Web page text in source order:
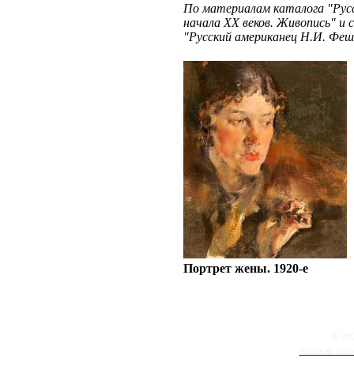
По материалам каталога
начала XX веков. Живопись" и
"Русский американец Н.И.
Портрет жены. 1920-е